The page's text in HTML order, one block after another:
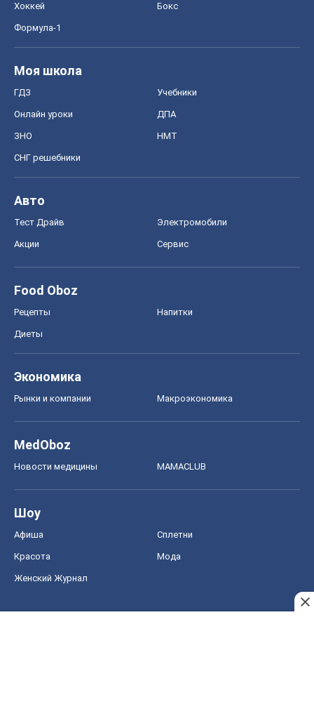
Хоккей Бокс
Формула-1
Моя школа
ГДЗ Учебники
Онлайн уроки ДПА
ЗНО НМТ
СНГ решебники
Авто
Тест Драйв Электромобили
Акции Сервис
Food Oboz
Рецепты Напитки
Диеты
Экономика
Рынки и компании Mакроэкономика
MedOboz
Новости медицины MAMACLUB
Шоу
Афиша Сплетни
Красота Мода
Женский Журнал